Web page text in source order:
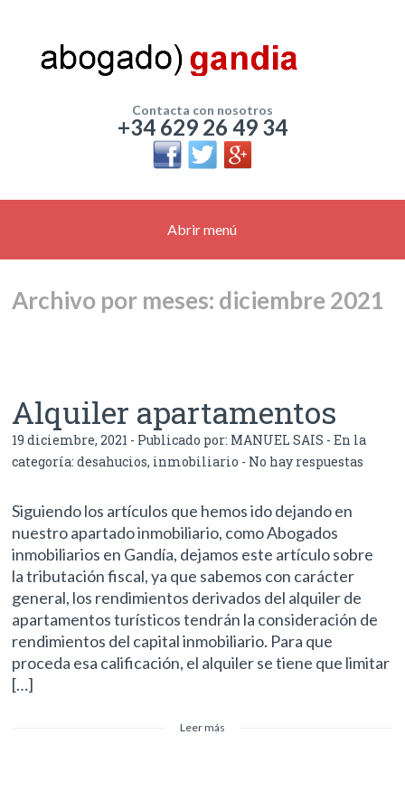
Contacta con nosotros
+34 629 26 49 34
Abrir menú
Archivo por meses: diciembre 2021
Alquiler apartamentos
19 diciembre, 2021 - Publicado por: MANUEL SAIS - En la
categoría:desahucios, inmobiliario - No hay respuestas
Siguiendo los artículos que hemos ido dejando en
nuestro apartado inmobiliario, como Abogados
inmobiliarios en Gandía, dejamos este artículo sobre
la tributación fiscal, ya que sabemos con carácter
general, los rendimientos derivados del alquiler de
apartamentos turísticos tendrán la consideración de
rendimientos del capital inmobiliario. Para que
proceda esa calificación, el alquiler se tiene que limitar
[…]
Leer más